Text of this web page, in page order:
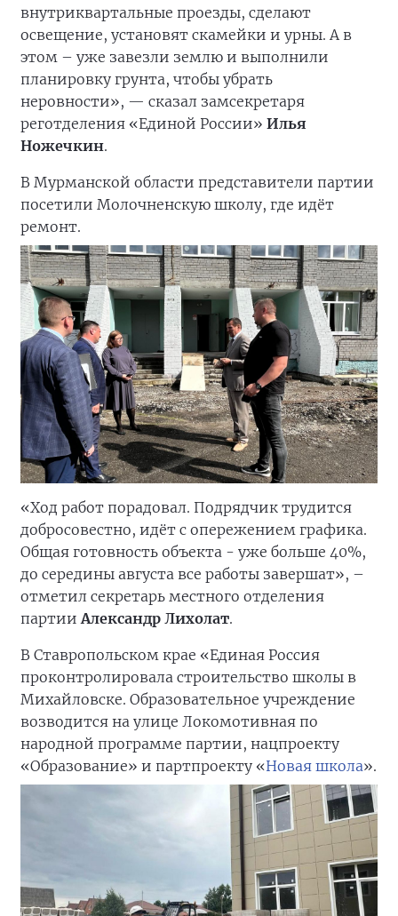
внутриквартальные проезды, сделают
освещение, установят скамейки и урны. А в
этом – уже завезли землю и выполнили
планировку грунта, чтобы убрать
неровности», — сказал замсекретаря
реготделения «Единой России» Илья
Ножечкин.
В Мурманской области представители партии
посетили Молочненскую школу, где идёт
ремонт.
«Ход работ порадовал. Подрядчик трудится
добросовестно, идёт с опережением графика.
Общая готовность объекта - уже больше 40%,
до середины августа все работы завершат», –
отметил секретарь местного отделения
партииАлександр Лихолат.
В Ставропольском крае «Единая Россия
проконтролировала строительство школы в
Михайловске. Образовательное учреждение
возводится на улице Локомотивная по
народной программе партии, нацпроекту
«Образование» и партпроекту «Новая школа».